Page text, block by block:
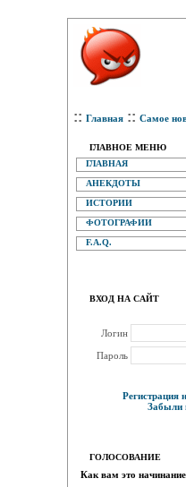
:: Главная :: Самое
ГЛАВНОЕ МЕНЮ
ГЛАВНАЯ
АНЕКДОТЫ
ИСТОРИИ
ФОТОГРАФИИ
F.A.Q.
ВХОД НА САЙТ
Логин
Пароль
Регистрация
Забыли
ГОЛОСОВАНИЕ
Как вам это